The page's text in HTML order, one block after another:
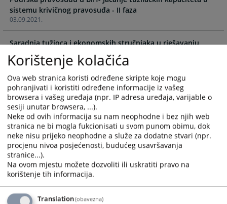
question
mark
to
get
the
keyboard
shortcuts
for
changing
dates.
question
to
get
the
keyboard
shortcuts
for
changing
dates.
03.09.2021.
sistemu krivičnog pravosuđa - II faza
03.09.2021.
Saradnja tužioca i ekonomskih stručnjaka u rješavanju
predmeta privrednog kriminala
03.09.2021.
Stalna komisija za efikasnost i kvalitet tužilaštava koja
djeluje u okviru VSTV-a BiH
03.09.2021.
E-SUD - mobilna aplikacija za pristup sudskim predmetima -
prva aplikacija ove vrste u Evropi!
07.05.2015.
Dokumentarac "KORUPCIJA" - Građani se trebaju ohrabriti
na borbu protiv korupcije
Korištenje kolačića
Ova web stranica koristi određene skripte koje mogu
pohranjivati i koristiti određene informacije iz vašeg
browsera i vašeg uređaja (npr. IP adresa uređaja, varijable o
sesiji unutar browsera, ...).
Neke od ovih informacija su nam neophodne i bez njih web
stranica ne bi mogla fukcionisati u svom punom obimu, dok
neke nisu prijeko neophodne a služe za dodatne stvari (npr.
procjenu nivoa posjećenosti, budućeg usavršavanja
stranice...).
Na ovom mjestu možete dozvoliti ili uskratiti pravo na
korištenje tih informacija.
Translation(obavezna)